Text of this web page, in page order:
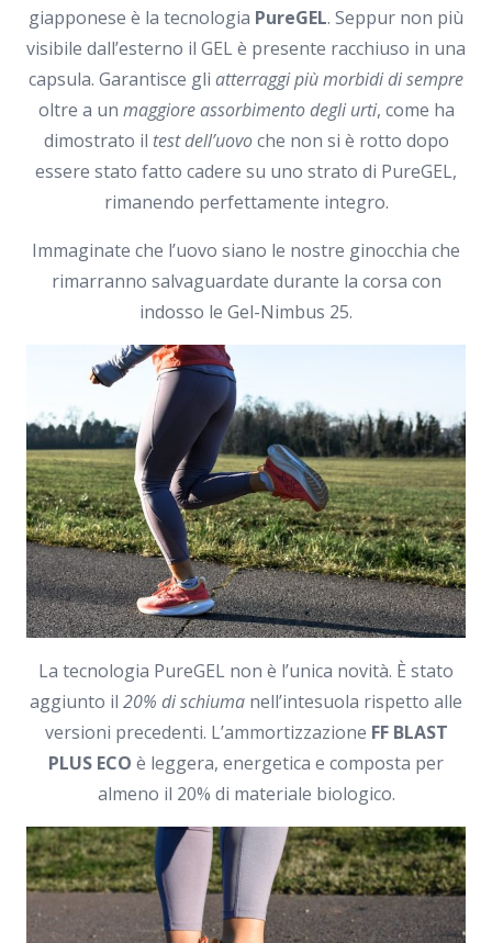
giapponese è la tecnologia PureGEL. Seppur non più
visibile dall’esterno il GEL è presente racchiuso in una
capsula. Garantisce gli atterraggi più morbidi di sempre
oltre a un maggiore assorbimento degli urti, come ha
dimostrato il test dell’uovoche non si è rotto dopo
essere stato fatto cadere su uno strato di PureGEL,
rimanendo perfettamente integro.
Immaginate che l’uovo siano le nostre ginocchia che
rimarranno salvaguardate durante la corsa con
indosso le Gel-Nimbus 25.
La tecnologia PureGEL non è l’unica novità. È stato
aggiunto il 20% di schiuma nell’intesuola rispetto alle
versioni precedenti. L’ammortizzazione FF BLAST
PLUS ECO è leggera, energetica e composta per
almeno il 20% di materiale biologico.